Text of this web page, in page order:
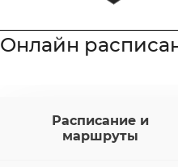
Онлайн
Расписание и
маршруты